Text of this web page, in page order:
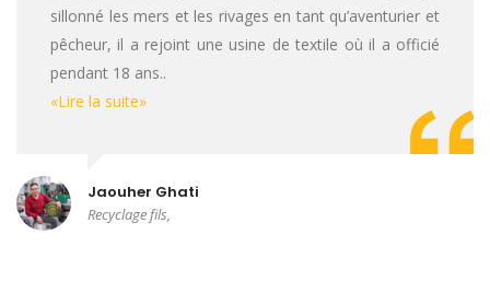
sillonné les mers et les rivages en tant qu’aventurier et
pêcheur, il a rejoint une usine de textile où il a officié
pendant 18 ans..
«Lire la suite»
Jaouher Ghati
Recyclage fils,